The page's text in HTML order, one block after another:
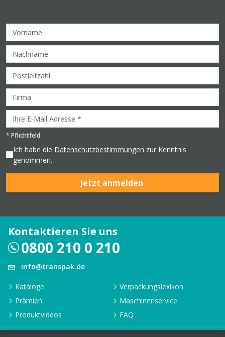
* Pflichtfeld
Ich habe die Datenschutzbestimmungen zur Kenntnis
genommen.
Jetzt anmelden
Kontaktieren Sie uns
0800 210 0 210
info@transpak.de
Kataloge
Verpackungslexikon
Prämien
Maschinenservice
Produktvideos
FAQ